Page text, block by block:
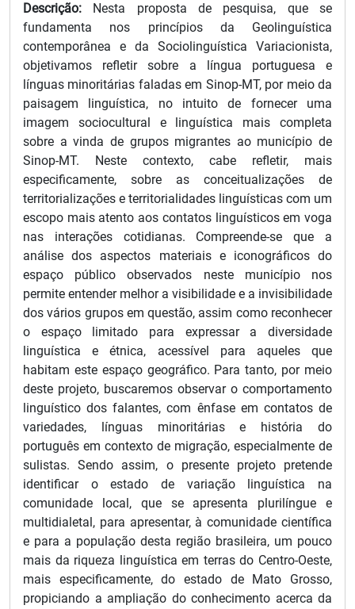
Descrição:
Nesta proposta de pesquisa, que se
fundamenta nos princípios da Geolinguística
contemporânea e da Sociolinguística Variacionista,
objetivamos refletir sobre a língua portuguesa e
línguas minoritárias faladas em Sinop-MT, por meio da
paisagem linguística, no intuito de fornecer uma
imagem sociocultural e linguística mais completa
sobre a vinda de grupos migrantes ao município de
Sinop-MT. Neste contexto, cabe refletir, mais
especificamente, sobre as conceitualizações de
territorializações e territorialidades linguísticas com um
escopo mais atento aos contatos linguísticos em voga
nas interações cotidianas. Compreende-se que a
análise dos aspectos materiais e iconográficos do
espaço público observados neste município nos
permite entender melhor a visibilidade e a invisibilidade
dos vários grupos em questão, assim como reconhecer
o espaço limitado para expressar a diversidade
linguística e étnica, acessível para aqueles que
habitam este espaço geográfico. Para tanto, por meio
deste projeto, buscaremos observar o comportamento
linguístico dos falantes, com ênfase em contatos de
variedades, línguas minoritárias e história do
português em contexto de migração, especialmente de
sulistas. Sendo assim, o presente projeto pretende
identificar o estado de variação linguística na
comunidade local, que se apresenta plurilíngue e
multidialetal, para apresentar, à comunidade científica
e para a população desta região brasileira, um pouco
mais da riqueza linguística em terras do Centro-Oeste,
mais especificamente, do estado de Mato Grosso,
propiciando a ampliação do conhecimento acerca da